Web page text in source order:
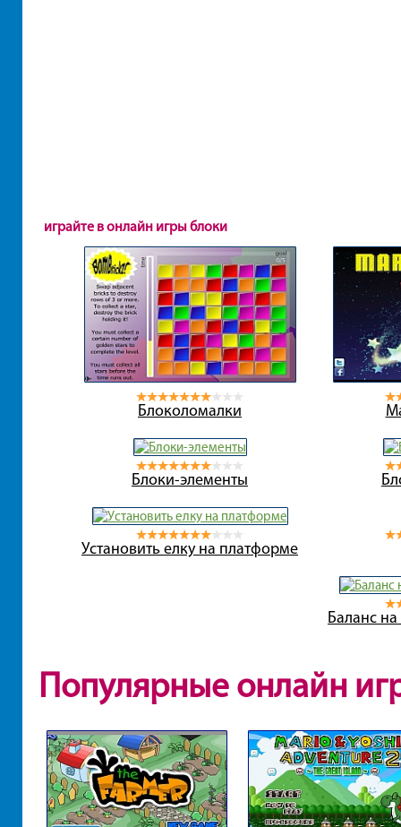
играйте в онлайн игры блоки
Блоколомалки
Блоки-элементы
Установить елку на платформе
Баланс
Популярные онлайн